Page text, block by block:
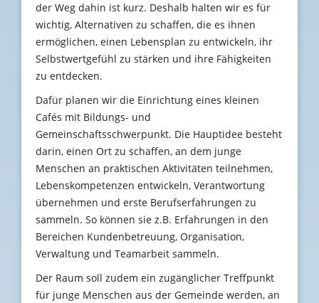
der Weg dahin ist kurz. Deshalb halten wir es für
wichtig, Alternativen zu schaffen, die es ihnen
ermöglichen, einen Lebensplan zu entwickeln, ihr
Selbstwertgefühl zu stärken und ihre Fähigkeiten
zu entdecken.
Dafür planen wir die Einrichtung eines kleinen
Cafés mit Bildungs- und
Gemeinschaftsschwerpunkt. Die Hauptidee besteht
darin, einen Ort zu schaffen, an dem junge
Menschen an praktischen Aktivitäten teilnehmen,
Lebenskompetenzen entwickeln, Verantwortung
übernehmen und erste Berufserfahrungen zu
sammeln. So können sie z.B. Erfahrungen in den
Bereichen Kundenbetreuung, Organisation,
Verwaltung und Teamarbeit sammeln.
Der Raum soll zudem ein zugänglicher Treffpunkt
für junge Menschen aus der Gemeinde werden, an